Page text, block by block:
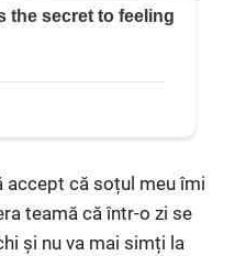
accept că soțul meu îmi
teamă că într-o zi se
și nu va mai simți la